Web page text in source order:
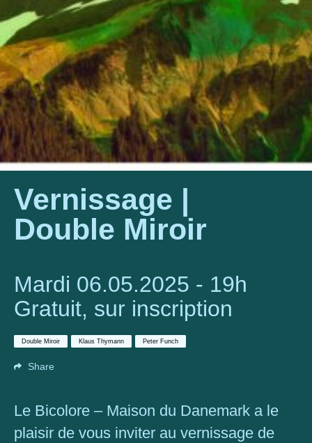
Vernissage |
Double Miroir
Mardi 06.05.2025 - 19h
Gratuit, sur inscription
Double Miroir Klaus Thymann Peter Funch
Share
Le Bicolore – Maison du Danemark a le
plaisir de vous inviter au vernissage de